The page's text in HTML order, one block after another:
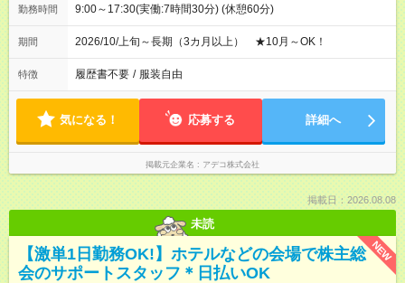
勤務時間 9:00～17:30(実働:7時間30分) (休憩60分)
期間 2026/10/上旬～長期（3カ月以上） ★10月～OK！
特徴 履歴書不要 / 服装自由
気になる！ 応募する 詳細へ
掲載元企業名 アデコ株式会社
掲載日：2026.08.08
未読
NEW
【激単1日勤務OK!】ホテルなどの会場で株主総
会のサポートスタッフ＊日払いOK